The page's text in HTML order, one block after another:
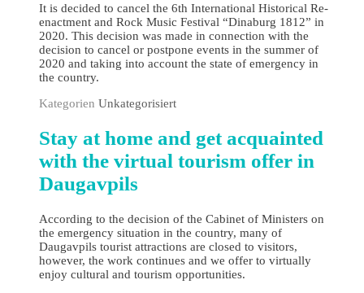
It is decided to cancel the 6th International Historical Re-
enactment and Rock Music Festival “Dinaburg 1812” in
2020. This decision was made in connection with the
decision to cancel or postpone events in the summer of
2020 and taking into account the state of emergency in
the country.
Kategorien Unkategorisiert
Stay at home and get acquainted
with the virtual tourism offer in
Daugavpils
According to the decision of the Cabinet of Ministers on
the emergency situation in the country, many of
Daugavpils tourist attractions are closed to visitors,
however, the work continues and we offer to virtually
enjoy cultural and tourism opportunities.